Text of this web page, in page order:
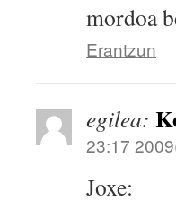
mordoa
Erantzun
egilea:
23:17
Joxe: